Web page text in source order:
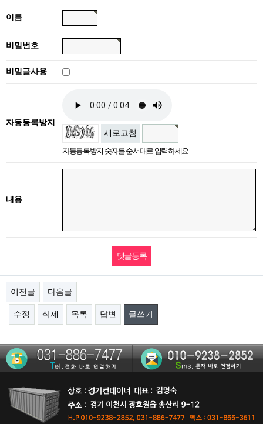
이름
비밀번호
비밀글사용
자동등록방지
새로고침
자동등록방지 숫자를 순서대로 입력하세요.
내용
이전글 다음글
수정 삭제 목록 답변 글쓰기